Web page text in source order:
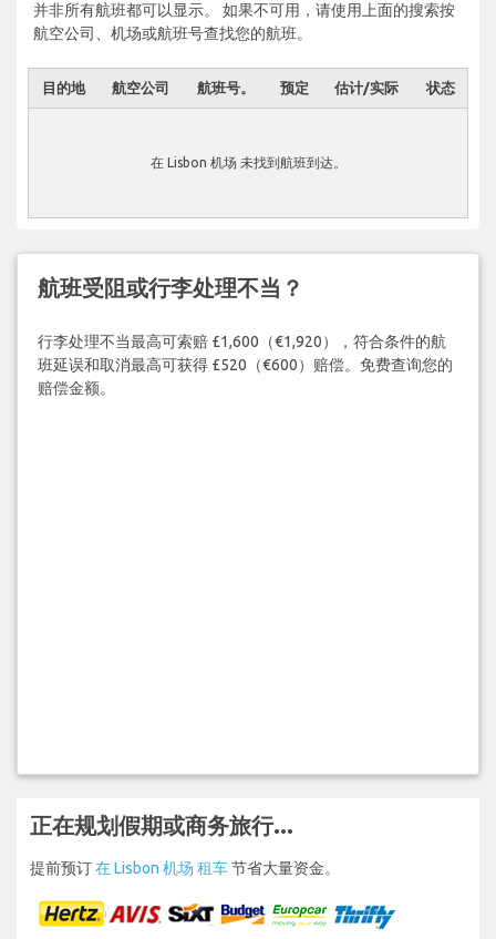
并非所有航班都可以显示。 如果不可用，请使用上面的搜索按
航空公司、机场或航班号查找您的航班。
目的地 航空公司 航班号。 预定 估计/实际 状态
在 Lisbon 机场 未找到航班到达。
航班受阻或行李处理不当？
行李处理不当最高可索赔 £1,600（€1,920），符合条件的航
班延误和取消最高可获得 £520（€600）赔偿。免费查询您的
赔偿金额。
正在规划假期或商务旅行...
提前预订在 Lisbon 机场 租车节省大量资金。